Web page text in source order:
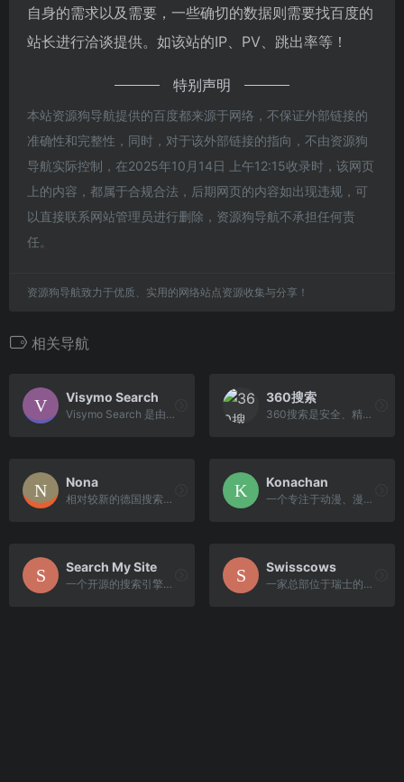
自身的需求以及需要，一些确切的数据则需要找百度的
站长进行洽谈提供。如该站的IP、PV、跳出率等！
特别声明
本站资源狗导航提供的百度都来源于网络，不保证外部链接的
准确性和完整性，同时，对于该外部链接的指向，不由资源狗
导航实际控制，在2025年10月14日 上午12:15收录时，该网页
上的内容，都属于合规合法，后期网页的内容如出现违规，可
以直接联系网站管理员进行删除，资源狗导航不承担任何责
任。
资源狗导航致力于优质、实用的网络站点资源收集与分享！
相关导航
Visymo Search
Visymo Search 是由荷兰科技公司 Visymo Real Time Search B.V. 开发的一款聚合型搜索引擎，总部位于荷兰阿尔梅洛。
360搜索
360搜索是安全、精准、可信赖的新一代搜索引擎，依托于360母品牌的安全优势，全面拦截各类钓鱼欺诈等恶意网站，提供更放心的搜索服务。
Nona
相对较新的德国搜索引擎，旨在提供更具隐私保护的搜索体验。
Konachan
一个专注于动漫、漫画、游戏（ACG）领域的壁纸搜索引擎。
Search My Site
一个开源的搜索引擎，它的目标是为个人和独立的网站提供搜索服务。
Swisscows
一家总部位于瑞士的匿名搜索引擎，使用专有索引和多年的搜索专业知识。